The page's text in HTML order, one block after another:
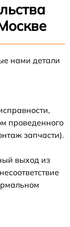
нами детали
проведенного
запчасти).
выход из